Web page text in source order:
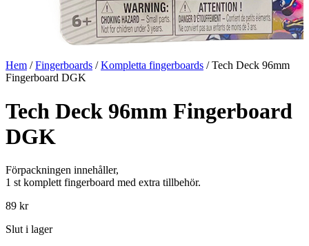
Hem /Fingerboards /Kompletta fingerboards / Tech Deck 96mm
Fingerboard DGK
Tech Deck 96mm Fingerboard
DGK
Förpackningen innehåller,
1 st komplett fingerboard med extra tillbehör.
89 kr
Slut i lager